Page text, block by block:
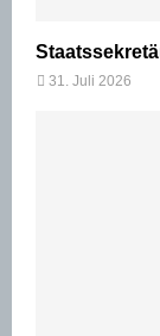
31. Juli 2026